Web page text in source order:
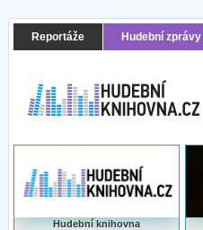
Reportáže Hudební zprávy
Hudební knihovna